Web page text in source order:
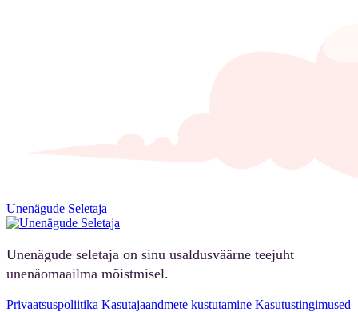
Unenägude Seletaja
Unenägude seletaja on sinu usaldusväärne teejuht
unenäomaailma mõistmisel.
Privaatsuspoliitika Kasutajaandmete kustutamine Kasutustingimused